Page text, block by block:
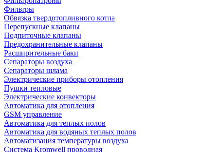
Фильтры
Обвязка твердотопливного котла
Перепускные клапаны
Подпиточные клапаны
Предохранительные клапаны
Расширительные баки
Сепараторы воздуха
Сепараторы шлама
Электрические приборы отопления
Пушки тепловые
Электрические конвекторы
Автоматика для отопления
GSM управление
Автоматика для теплых полов
Автоматика для водяных теплых полов
Автоматизация температуры воздуха
Система Kromwell проводная